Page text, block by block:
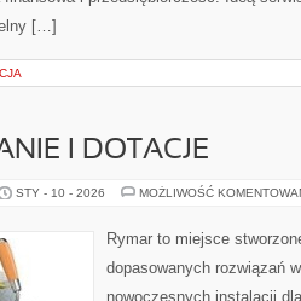
[…]
I DOTACJE
STY - 10 - 2026 MOŻLIWOŚĆ
Rymar to miejsce
dopasowanych rozwiązań
nowoczesnych instalacji